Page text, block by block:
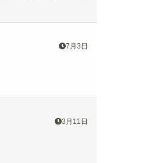
7月3日
3月11日